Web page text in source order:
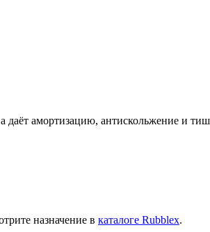
даёт амортизацию, антискольжение и
назначение в каталоге Rubblex.